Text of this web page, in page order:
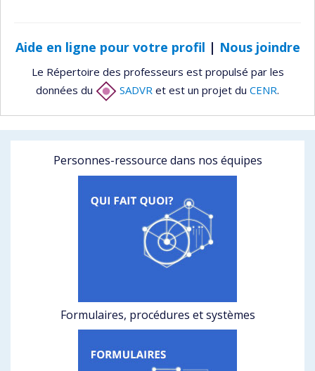
Aide en ligne pour votre profil | Nous joindre
Le Répertoire des professeurs est propulsé par les
données du
SADVR et est un projet du CENR.
Personnes-ressource dans nos équipes
Formulaires, procédures et systèmes